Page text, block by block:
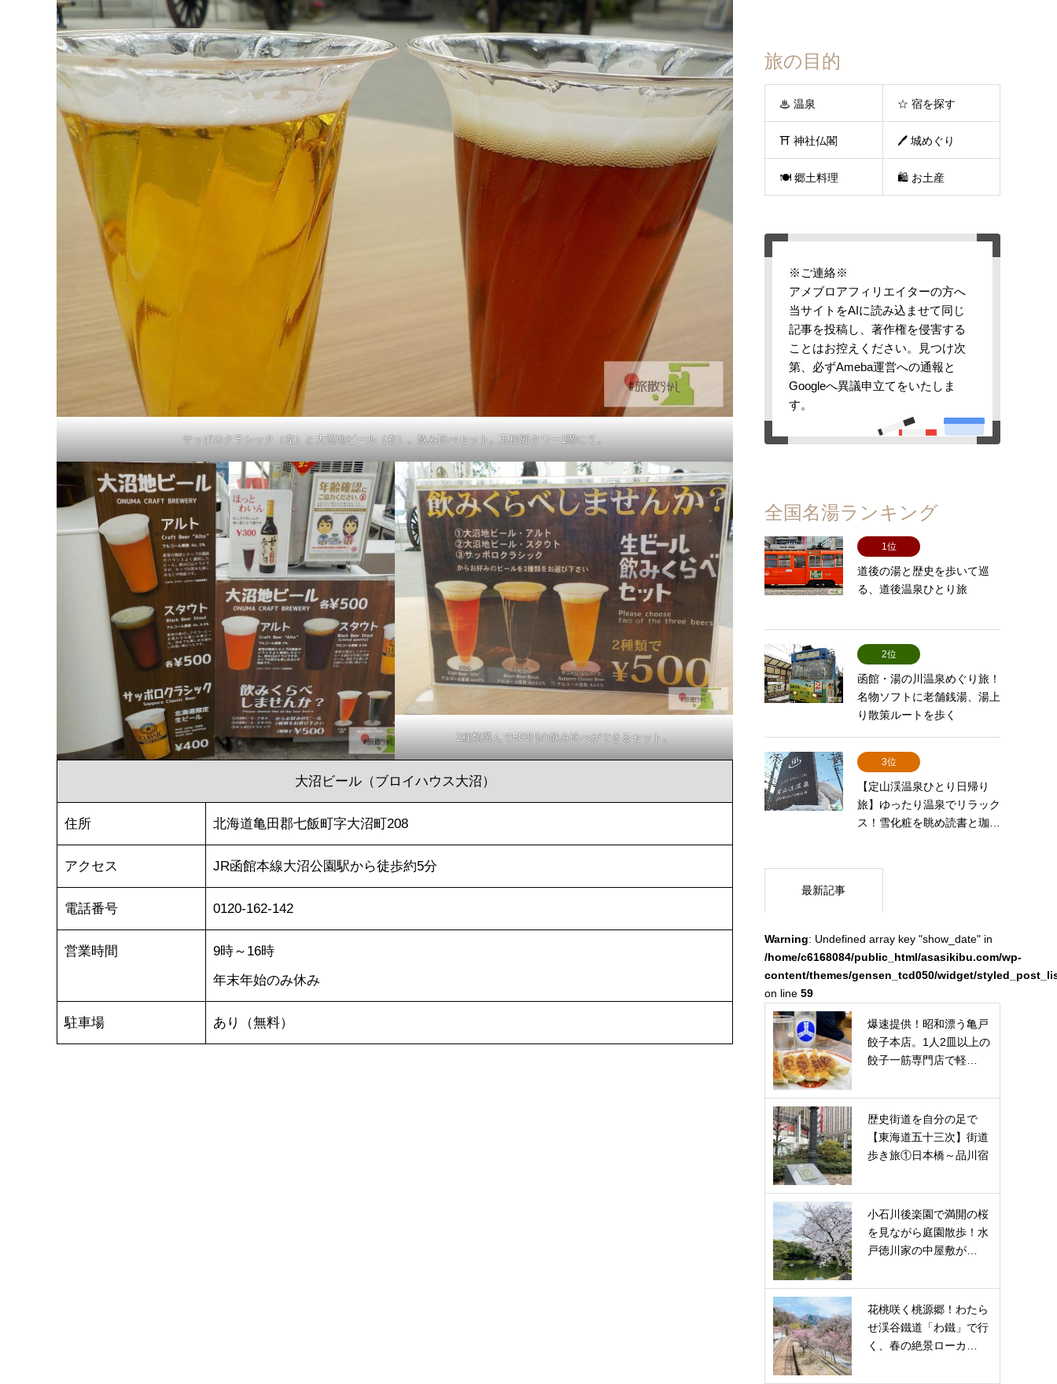
サッポロクラシック（左）と大沼地ビール（右）。飲み比べセット。五稜郭タワー1階にて。
2種類選んで500円の飲み比べができるセット。
大沼ビール（ブロイハウス大沼）
住所 北海道亀田郡七飯町字大沼町208
アクセス JR函館本線大沼公園駅から徒歩約5分
電話番号 0120-162-142
営業時間
9時～16時
年末年始のみ休み
駐車場 あり（無料）
旅の目的
♨ 温泉 ☆ 宿を探す
⛩ 神社仏閣 🖊 城めぐり
🍽 郷土料理 🛍 お土産
※ご連絡※
アメブロアフィリエイターの方へ
当サイトをAIに読み込ませて同じ
記事を投稿し、著作権を侵害する
ことはお控えください。見つけ次
第、必ずAmeba運営への通報と
Googleへ異議申立てをいたしま
す。
全国名湯ランキング
1位
道後の湯と歴史を歩いて巡
る、道後温泉ひとり旅
2位
函館・湯の川温泉めぐり旅！
名物ソフトに老舗銭湯、湯上
り散策ルートを歩く
3位
【定山渓温泉ひとり日帰り
旅】ゆったり温泉でリラック
ス！雪化粧を眺め読書と珈…
最新記事
Warning: Undefined array key "show_date" in
/home/c6168084/public_html/asasikibu.com/wp-
content/themes/gensen_tcd050/widget/
on line 59
爆速提供！昭和漂う亀戸
餃子本店。1人2皿以上の
餃子一筋専門店で軽…
歴史街道を自分の足で
【東海道五十三次】街道
歩き旅①日本橋～品川宿
小石川後楽園で満開の桜
を見ながら庭園散歩！水
戸徳川家の中屋敷が…
花桃咲く桃源郷！わたら
せ渓谷鐵道「わ鐵」で行
く、春の絶景ローカ…